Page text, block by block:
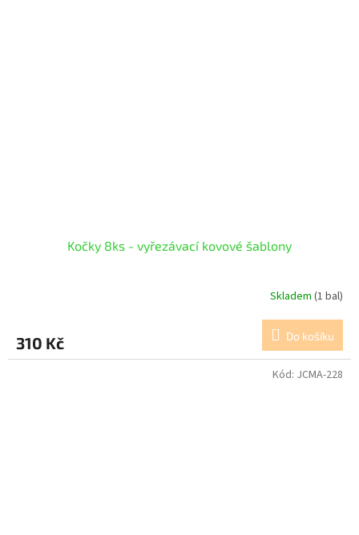
Kočky 8ks - vyřezávací kovové šablony
Skladem (1 bal)
310 Kč Do košíku
Kód: JCMA-228